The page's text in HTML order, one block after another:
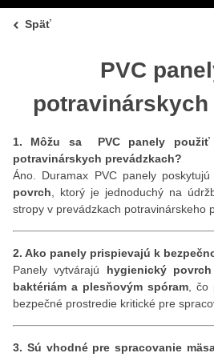
Späť
PVC
potravinárskych
1. Môžu sa PVC panely
potravinárskych prevádzkach?
Áno. Duramax PVC panely poskytujú
povrch , ktorý je jednoduchý na
stropy v prevádzkach potravinárskeho
2. Ako panely prispievajú k
Panely vytvárajú hygienický
baktériám a plesňovým spóram ,
bezpečné prostredie kritické pre
3. Sú vhodné pre spracovanie